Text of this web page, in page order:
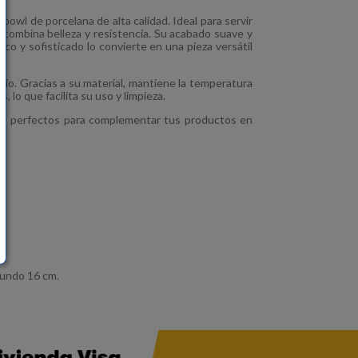
de porcelana de alta calidad. Ideal para servir
combina belleza y resistencia. Su acabado suave y
y sofisticado lo convierte en una pieza versátil
Gracias a su material, mantiene la temperatura
lo que facilita su uso y limpieza.
perfectos para complementar tus productos en
16 cm.